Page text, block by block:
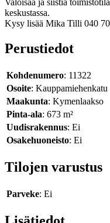
Valoisaa ja siistiä
keskustassa.
Kysy lisää Mika Tilli 040
Perustiedot
Kohdenumero: 11322
Osoite:
Maakunta: Kymenlaakso
Pinta-ala: 673 m²
Uudisrakennus: Ei
Osakehuoneisto: Ei
Tilojen varustus
Parveke: Ei